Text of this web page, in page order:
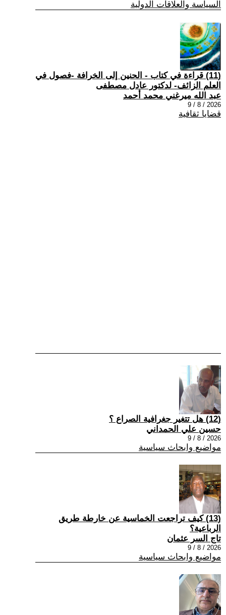
السياسة والعلاقات الدولية
(11) قراءة في كتاب - الحنين إلى الخرافة -فصول في
العلم الزائف- لدكتور عادل مصطفى
عبد الله ميرغني محمد أحمد
2026 / 8 / 9
قضايا ثقافية
(12) هل تتغير جغرافية الصراع ؟
حسين علي الحمداني
2026 / 8 / 9
مواضيع وابحاث سياسية
(13) كيف تراجعت الخماسية عن خارطة طريق
الرباعية؟
تاج السر عثمان
2026 / 8 / 9
مواضيع وابحاث سياسية